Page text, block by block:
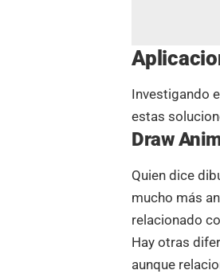
Investigando
estas
Draw
Quien dice
mucho más
relacionado
Hay otras
aunque